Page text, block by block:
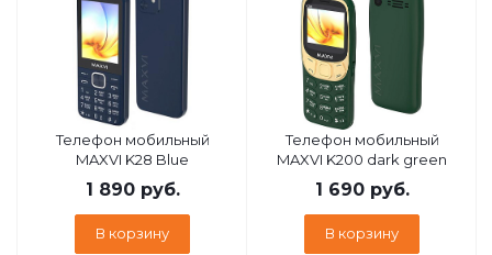
Телефон мобильный
MAXVI K28 Blue
1 890руб.
В корзину
Телефон мобильный
MAXVI K200 dark green
1 690руб.
В корзину